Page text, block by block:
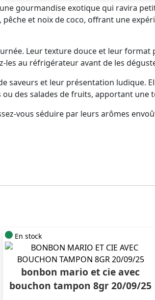
gourmandise exotique qui ravira
et noix de coco, offrant une
Leur texture douce et leur
au réfrigérateur avant de les
saveurs et leur présentation ludique.
des salades de fruits, apportant une
vous séduire par leurs arômes
En stock
bonbon mario et cie avec
bouchon tampon 8gr 20/09/25